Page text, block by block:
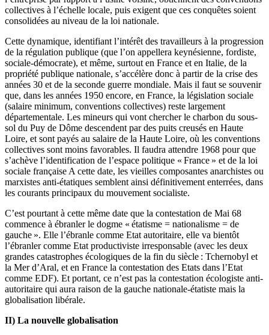
collectives à l’échelle locale, puis exigent que ces conquêtes soient
consolidées au niveau de la loi nationale.
Cette dynamique, identifiant l’intérêt des travailleurs à la progression
de la régulation publique (que l’on appellera keynésienne, fordiste,
sociale-démocrate), et même, surtout en France et en Italie, de la
propriété publique nationale, s’accélère donc à partir de la crise des
années 30 et de la seconde guerre mondiale. Mais il faut se souvenir
que, dans les années 1950 encore, en France, la législation sociale
(salaire minimum, conventions collectives) reste largement
départementale. Les mineurs qui vont chercher le charbon du sous-
sol du Puy de Dôme descendent par des puits creusés en Haute
Loire, et sont payés au salaire de la Haute Loire, où les conventions
collectives sont moins favorables. Il faudra attendre 1968 pour que
s’achève l’identification de l’espace politique « France » et de la loi
sociale française A cette date, les vieilles composantes anarchistes ou
marxistes anti-étatiques semblent ainsi définitivement enterrées, dans
les courants principaux du mouvement socialiste.
C’est pourtant à cette même date que la contestation de Mai 68
commence à ébranler le dogme « étatisme = nationalisme = de
gauche ». Elle l’ébranle comme Etat autoritaire, elle va bientôt
l’ébranler comme Etat productiviste irresponsable (avec les deux
grandes catastrophes écologiques de la fin du siècle : Tchernobyl et
la Mer d’Aral, et en France la contestation des Etats dans l’Etat
comme EDF). Et portant, ce n’est pas la contestation écologiste anti-
autoritaire qui aura raison de la gauche nationale-étatiste mais la
globalisation libérale.
II) La nouvelle globalisation